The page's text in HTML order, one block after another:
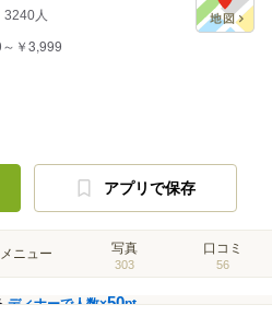
3240人
￥3,999
アプリで保存
メニュー 写真
303
口コミ
56
ディナーで人数×50pt